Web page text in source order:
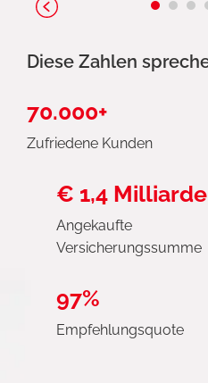
Diese Zahlen
70.000+
Zufriedene Kunden
€ 1,4
Angekaufte
Versicherungssumme
97%
Empfehlungsquote